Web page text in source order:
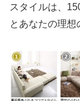
スタイルは、
とあなたの理想